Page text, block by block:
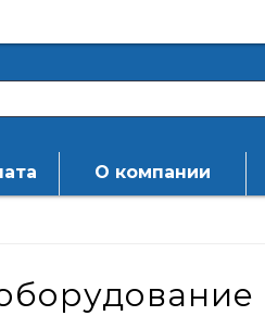
О компании